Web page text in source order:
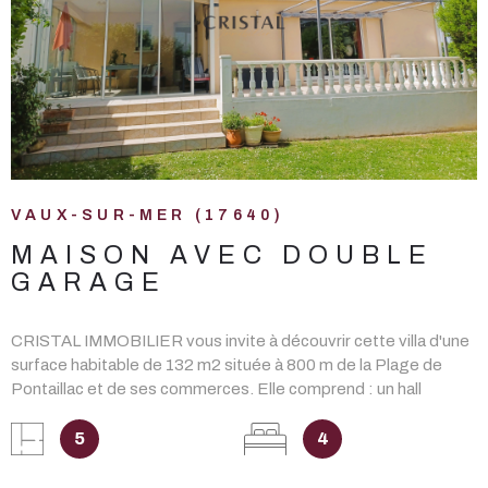
VAUX-SUR-MER (17640)
MAISON AVEC DOUBLE
GARAGE
CRISTAL IMMOBILIER vous invite à découvrir cette villa d'une
surface habitable de 132 m2 située à 800 m de la Plage de
Pontaillac et de ses commerces. Elle comprend : un hall
américaine aménagée et équipée, un cellier, un dégagement
avec placards, 2 chambres, une salle d'eau et wc indépendant.
5 4
VOIR LE BIEN